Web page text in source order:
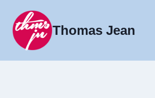
indhold
Thomas Jean